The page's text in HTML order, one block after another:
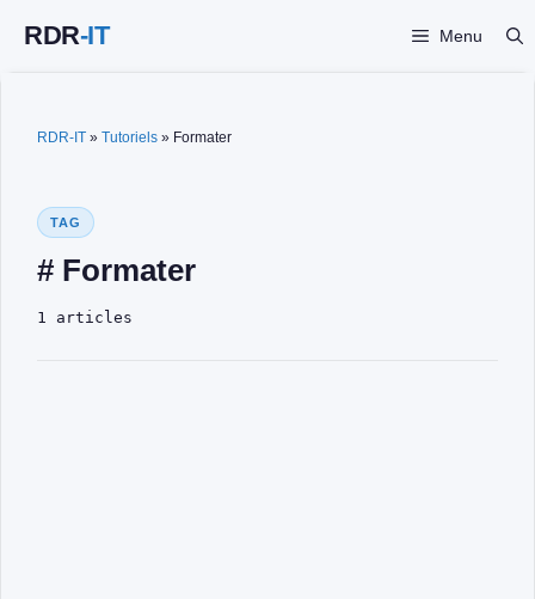
Menu
RDR-IT » Tutoriels » Formater
TAG
# Formater
1 articles